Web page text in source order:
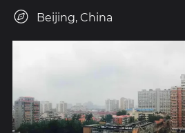
Beijing, China